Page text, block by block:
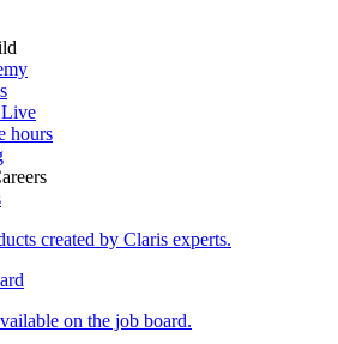
hours
created by Claris experts.
on the job board.